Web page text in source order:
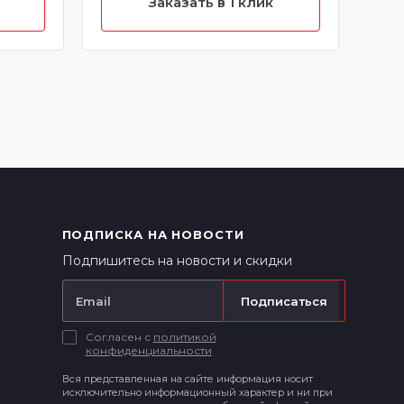
ПОДПИСКА НА НОВОСТИ
Подпишитесь на новости и скидки
Подписаться
Согласен с политикой
конфиденциальности
Вся представленная на сайте информация носит
исключительно информационный характер и ни при